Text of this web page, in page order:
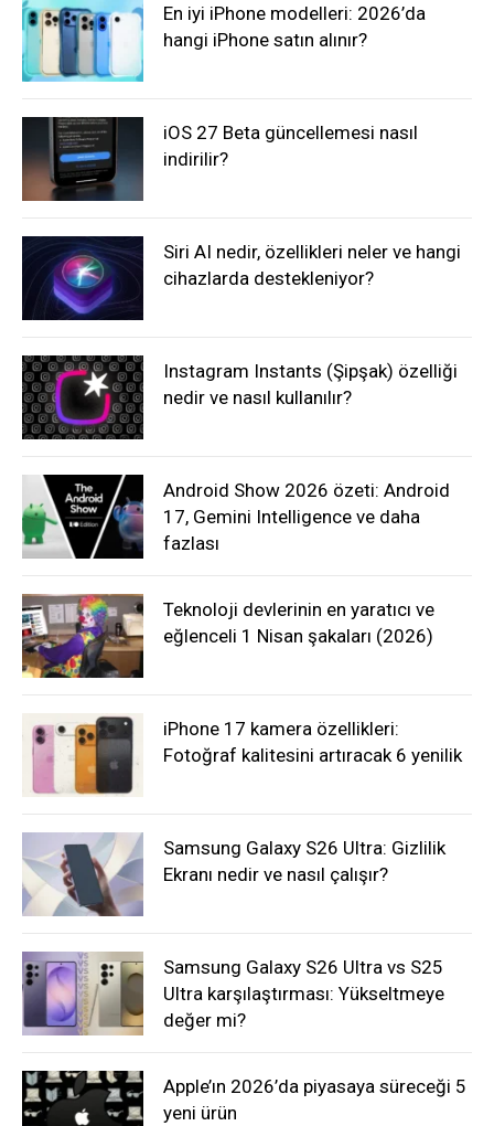
En iyi iPhone modelleri: 2026’da
hangi iPhone satın alınır?
iOS 27 Beta güncellemesi nasıl
indirilir?
Siri AI nedir, özellikleri neler ve hangi
cihazlarda destekleniyor?
Instagram Instants (Şipşak) özelliği
nedir ve nasıl kullanılır?
Android Show 2026 özeti: Android
17, Gemini Intelligence ve daha
fazlası
Teknoloji devlerinin en yaratıcı ve
eğlenceli 1 Nisan şakaları (2026)
iPhone 17 kamera özellikleri:
Fotoğraf kalitesini artıracak 6 yenilik
Samsung Galaxy S26 Ultra: Gizlilik
Ekranı nedir ve nasıl çalışır?
Samsung Galaxy S26 Ultra vs S25
Ultra karşılaştırması: Yükseltmeye
değer mi?
Apple’ın 2026’da piyasaya süreceği 5
yeni ürün